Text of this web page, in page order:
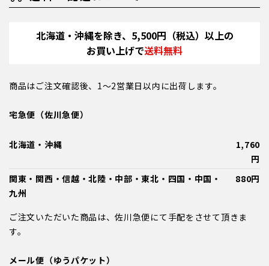
北海道・沖縄を除き、5,500円（税込）以上の
お買い上げで送料無料
商品はご注文確認後、1～2営業日以内に出荷します。
宅急便（佐川急便）
北海道・沖縄
1,760
円
関東・関西・信越・北陸・中部・東北・四国・中国・
九州
880円
ご注文いただいた商品は、佐川急便にて手配をさせて頂きま
す。
メール便（ゆうパケット）